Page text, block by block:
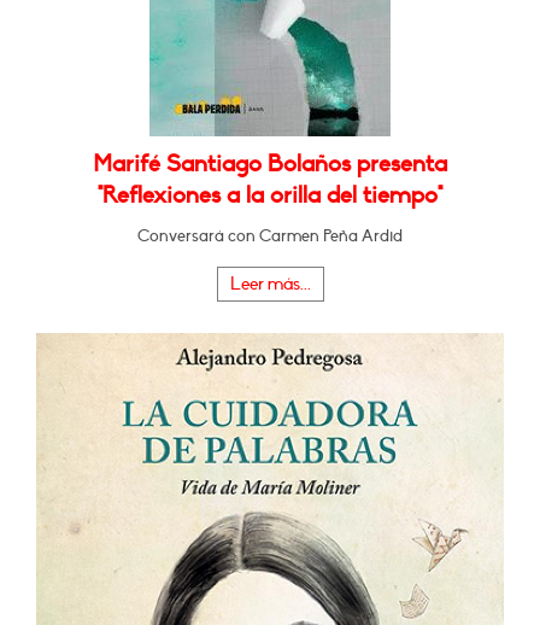
Marifé Santiago Bolaños presenta
"Reflexiones a la orilla del tiempo"
Conversará con Carmen Peña Ardid
Leer más...